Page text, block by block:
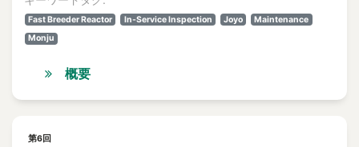
Fast Breeder Reactor In-Service Inspection Joyo
Maintenance
Monju
概要
第6回